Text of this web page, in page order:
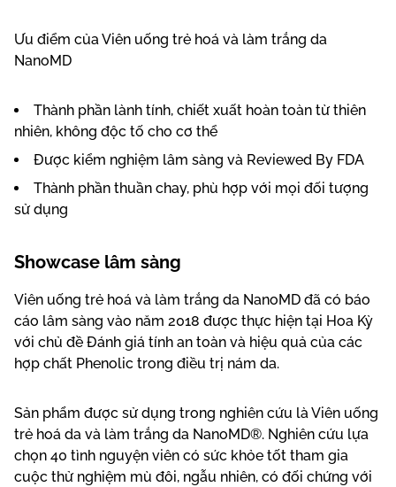
Ưu điểm của Viên uống trẻ hoá và làm trắng da
NanoMD
Thành phần lành tính, chiết xuất hoàn toàn từ thiên
nhiên, không độc tố cho cơ thể
Được kiểm nghiệm lâm sàng và Reviewed By FDA
Thành phần thuần chay, phù hợp với mọi đối tượng
sử dụng
Showcase lâm sàng
Viên uống trẻ hoá và làm trắng da NanoMD đã có báo
cáo lâm sàng vào năm 2018 được thực hiện tại Hoa Kỳ
với chủ đề Đánh giá tính an toàn và hiệu quả của các
hợp chất Phenolic trong điều trị nám da.
Sản phẩm được sử dụng trong nghiên cứu là Viên uống
trẻ hoá da và làm trắng da NanoMD®. Nghiên cứu lựa
chọn 40 tình nguyện viên có sức khỏe tốt tham gia
cuộc thử nghiệm mù đôi, ngẫu nhiên, có đối chứng với